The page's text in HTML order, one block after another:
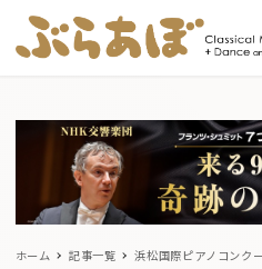
ホーム 記事一覧 浜松国際ピアノコンク